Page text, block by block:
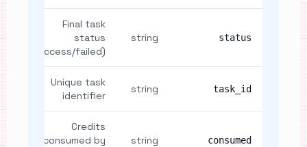
status
string
Final task
status
(success/failed)
task_id
string
Unique task
identifier
consumed
string
Credits
consumed by